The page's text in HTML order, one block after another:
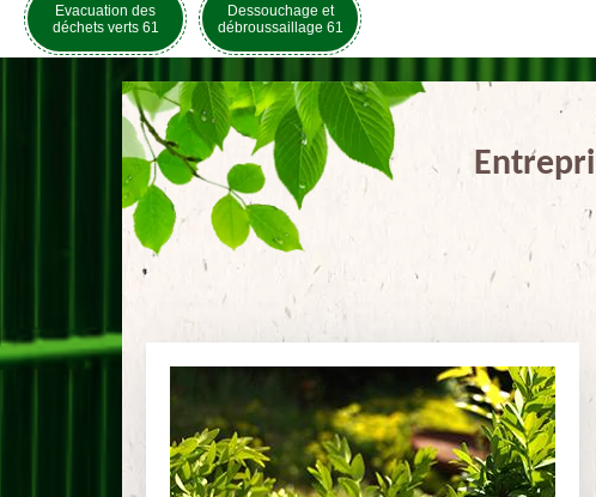
Evacuation des
déchets verts 61
Dessouchage et
débroussaillage 61